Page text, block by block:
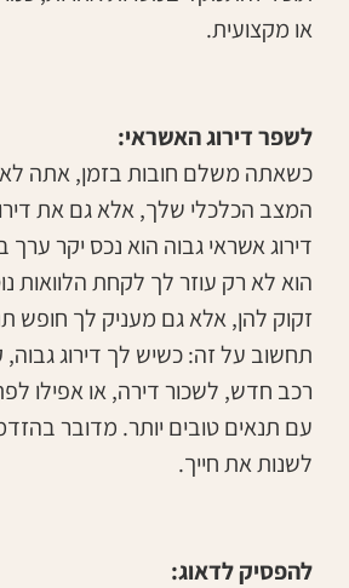
או מקצועית.
לשפר דירוג האשראי:
כשאתה משלם חובות בזמן, אתה
המצב הכלכלי שלך, אלא גם את
דירוג אשראי גבוה הוא נכס יקר ערך
הוא לא רק עוזר לך לקחת הלוואות
זקוק להן, אלא גם מעניק לך חופש
תחשוב על זה: כשיש לך דירוג גבוה,
רכב חדש, לשכור דירה, או אפילו
עם תנאים טובים יותר. מדובר
לשנות את חייך.
להפסיק לדאוג: